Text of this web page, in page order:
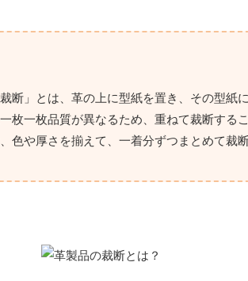
断」とは、革の上に型紙を置き、その型
枚一枚品質が異なるため、重ねて裁断す
色や厚さを揃えて、一着分ずつまとめて裁断